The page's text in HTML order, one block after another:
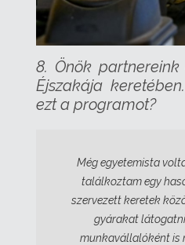
8. Önök
Éjszakája
ezt a programot?
Még egyetemista
találkoztam egy
szervezett keretek
gyárakat
munkavállalóként is